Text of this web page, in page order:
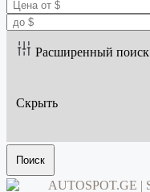
Расширенный поиск
Скрыть
Поиск